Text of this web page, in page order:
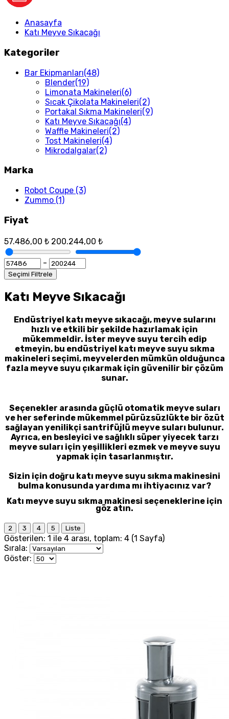
Anasayfa
Katı Meyve Sıkacağı
Kategoriler
Bar Ekipmanları(48)
Blender(19)
Limonata Makineleri(6)
Sıcak Çikolata Makineleri(2)
Portakal Sıkma Makineleri(9)
Katı Meyve Sıkacağı(4)
Waffle Makineleri(2)
Tost Makineleri(4)
Mikrodalgalar(2)
Marka
Robot Coupe (3)
Zummo (1)
Fiyat
57.486,00 ₺ 200.244,00 ₺
-
Seçimi Filtrele
Katı Meyve Sıkacağı
Endüstriyel katı meyve sıkacağı, meyve sularını
hızlı ve etkili bir şekilde hazırlamak için
mükemmeldir. İster meyve suyu tercih edip
etmeyin, bu endüstriyel katı meyve suyu sıkma
makineleri seçimi, meyvelerden mümkün olduğunca
fazla meyve suyu çıkarmak için güvenilir bir çözüm
sunar.
Seçenekler arasında güçlü otomatik meyve suları
ve her seferinde mükemmel pürüzsüzlükte bir özüt
sağlayan yenilikçi santrifüjlü meyve suları bulunur.
Ayrıca, en besleyici ve sağlıklı süper yiyecek tarzı
meyve suları için yeşillikleri ezmek ve meyve suyu
yapmak için tasarlanmıştır.
Sizin için doğru katı meyve suyu sıkma makinesini
bulma konusunda yardıma mı ihtiyacınız var?
Katı meyve suyu sıkma makinesi seçeneklerine için
göz atın.
2 3 4 5 Liste
Gösterilen: 1 ile 4 arası, toplam: 4 (1 Sayfa)
Sırala:
Göster: